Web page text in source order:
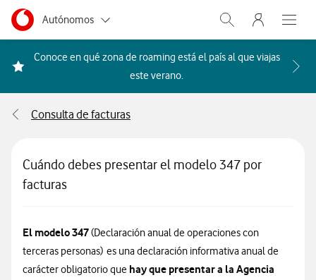
Ir a la pagina principal de vodafone.es
Menu navegación Segmento
Autónomos
Pymes
Abrir buscador.
Menu
Abre
Conoce en qué zona de roaming está el país al que viajas
este verano. Acceder a la FAQ Qué
Consulta de facturas
Cuándo debes presentar el modelo 347 por
facturas
El modelo 347(Declaración anual de operaciones con
terceras personas) es una declaración informativa anual de
carácter obligatorio que hay que presentar a la Agencia